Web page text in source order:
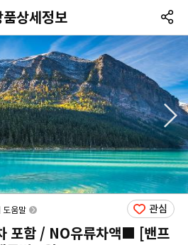
품상세정보
도움말
포함 / NO유류차액■ [밴프
관심